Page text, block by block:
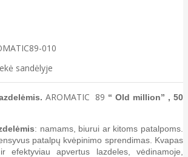
010
sandėlyje
AROMATIC 89 “ Old million” , 50
: namams, biurui ar kitoms patalpoms.
patalpų kvėpinimo sprendimas. Kvapas
efektyviau apvertus lazdeles, vėdinamoje,